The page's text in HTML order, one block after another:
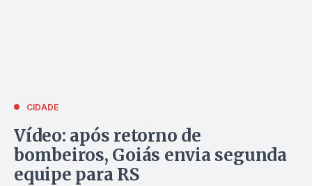
CIDADE
Vídeo: após retorno de
bombeiros, Goiás envia segunda
equipe para RS